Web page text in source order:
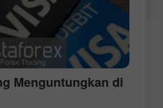
Menguntungkan di